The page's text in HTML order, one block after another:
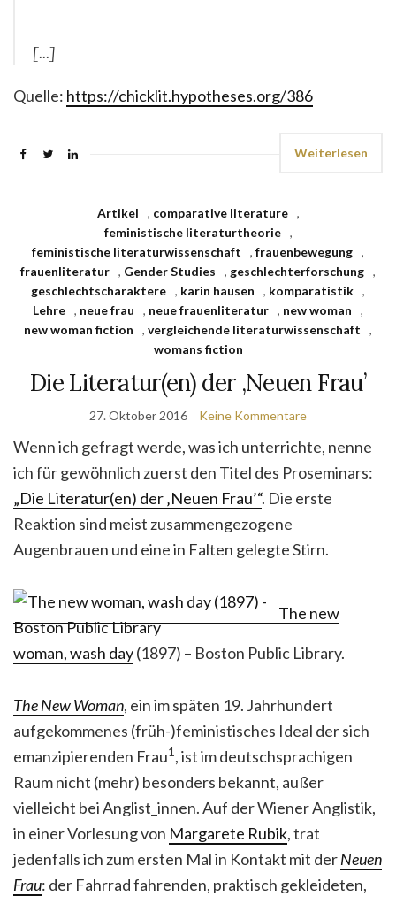
[...]
Quelle: https://chicklit.hypotheses.org/386
Weiterlesen
Artikel , comparative literature
,
feministische literaturtheorie
,
feministische literaturwissenschaft
, frauenbewegung ,
frauenliteratur , Gender Studies , geschlechterforschung ,
geschlechtscharaktere , karin hausen , komparatistik ,
Lehre , neue frau , neue frauenliteratur , new woman
,
new woman fiction
, vergleichende literaturwissenschaft
,
womans fiction
Die Literatur(en) der ‚Neuen Frau’
27. Oktober 2016 Keine Kommentare
Wenn ich gefragt werde, was ich unterrichte, nenne
ich für gewöhnlich zuerst den Titel des Proseminars:
„Die Literatur(en) der ‚Neuen Frau’“. Die erste
Reaktion sind meist zusammengezogene
Augenbrauen und eine in Falten gelegte Stirn.
The new
woman, wash day(1897) – Boston Public Library.
The New Woman, ein im späten 19. Jahrhundert
aufgekommenes (früh-)feministisches Ideal der sich
emanzipierenden Frau1, ist im deutschsprachigen
Raum nicht (mehr) besonders bekannt, außer
vielleicht bei Anglist_innen. Auf der Wiener Anglistik,
in einer Vorlesung von Margarete Rubik, trat
jedenfalls ich zum ersten Mal in Kontakt mit derNeuen
Frau: der Fahrrad fahrenden, praktisch gekleideten,